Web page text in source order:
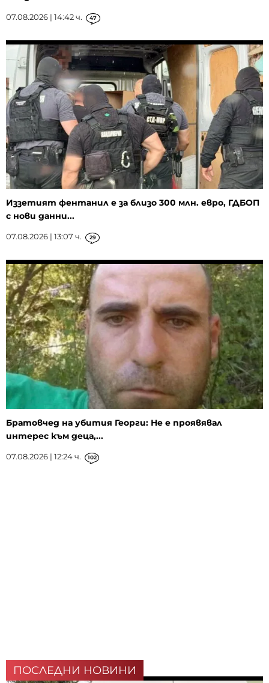
07.08.2026 | 14:42 ч. 47
Иззетият фентанил е за близо 300 млн. евро, ГДБОП
с нови данни...
07.08.2026 | 13:07 ч. 29
Братовчед на убития Георги: Не е проявявал
интерес към деца,...
07.08.2026 | 12:24 ч. 102
ПОСЛЕДНИ НОВИНИ